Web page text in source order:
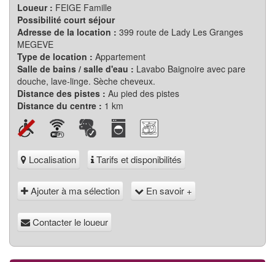
Loueur : FEIGE Famille
Possibilité court séjour
Adresse de la location : 399 route de Lady Les Granges
MEGEVE
Type de location : Appartement
Salle de bains / salle d'eau : Lavabo Baignoire avec pare
douche, lave-linge. Sèche cheveux.
Distance des pistes : Au pied des pistes
Distance du centre : 1 km
Localisation Tarifs et disponibilités
Ajouter à ma sélection En savoir +
Contacter le loueur